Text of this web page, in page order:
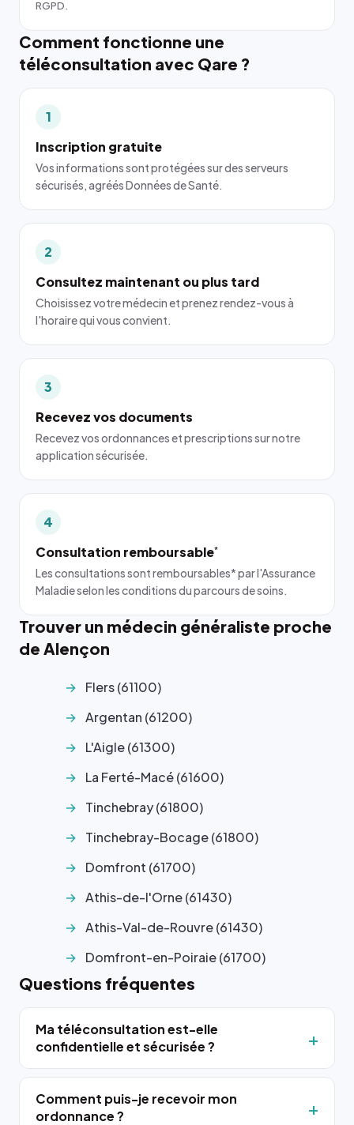
RGPD.
Comment fonctionne une
téléconsultation avec Qare ?
1
Inscription gratuite
Vos informations sont protégées sur des serveurs
sécurisés, agréés Données de Santé.
2
Consultez maintenant ou plus tard
Choisissez votre médecin et prenez rendez-vous à
l'horaire qui vous convient.
3
Recevez vos documents
Recevez vos ordonnances et prescriptions sur notre
application sécurisée.
4
Consultation remboursable*
Les consultations sont remboursables* par l'Assurance
Maladie selon les conditions du parcours de soins.
Trouver un médecin généraliste proche
de Alençon
Flers (61100)
Argentan (61200)
L'Aigle (61300)
La Ferté-Macé (61600)
Tinchebray (61800)
Tinchebray-Bocage (61800)
Domfront (61700)
Athis-de-l'Orne (61430)
Athis-Val-de-Rouvre (61430)
Domfront-en-Poiraie (61700)
Questions fréquentes
Ma téléconsultation est-elle
confidentielle et sécurisée ?
Comment puis-je recevoir mon
ordonnance ?